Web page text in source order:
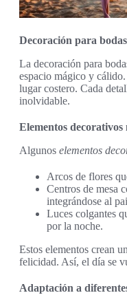
Decoración para
La decoración para
espacio mágico y
lugar costero. Cada
inolvidable.
Elementos decorativos
Algunos elementos
Arcos de flores
Centros de mesa
integrándose al
Luces colgantes
por la noche.
Estos elementos crean
felicidad. Así, el día se
Adaptación a